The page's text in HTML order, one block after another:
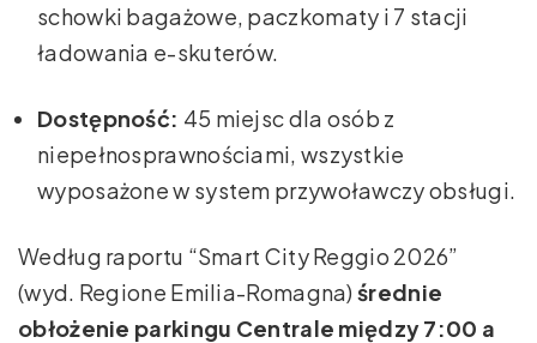
schowki bagażowe, paczkomaty i 7 stacji
ładowania e-skuterów.
Dostępność: 45 miejsc dla osób z
niepełnosprawnościami, wszystkie
wyposażone w system przywoławczy obsługi.
Według raportu “Smart City Reggio 2026”
(wyd. Regione Emilia-Romagna) średnie
obłożenie parkingu Centrale między 7:00 a